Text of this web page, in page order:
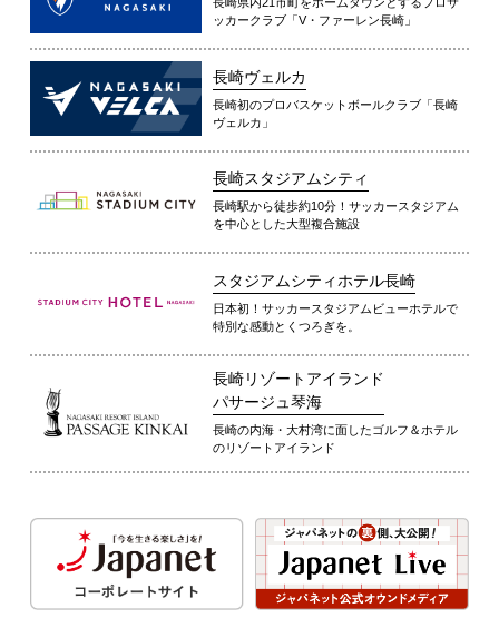
ッカークラブ「V・ファーレン長崎」
長崎ヴェルカ
長崎初のプロバスケットボールクラブ「長崎
ヴェルカ」
長崎スタジアムシティ
長崎駅から徒歩約10分！サッカースタジアム
を中心とした大型複合施設
スタジアムシティホテル長崎
日本初！サッカースタジアムビューホテルで
特別な感動とくつろぎを。
長崎リゾートアイランド
パサージュ琴海
長崎の内海・大村湾に面したゴルフ＆ホテル
のリゾートアイランド